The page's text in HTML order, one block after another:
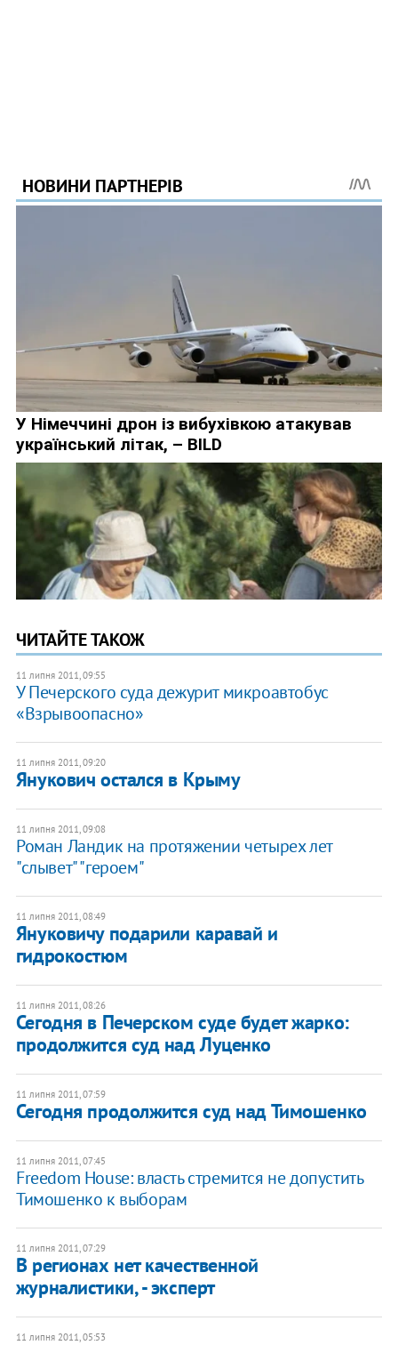
ЧИТАЙТЕ ТАКОЖ
11 липня 2011, 09:55
У Печерского суда дежурит микроавтобус
«Взрывоопасно»
11 липня 2011, 09:20
Янукович остался в Крыму
11 липня 2011, 09:08
Роман Ландик на протяжении четырех лет
"слывет" "героем"
11 липня 2011, 08:49
​Януковичу подарили каравай и
гидрокостюм
11 липня 2011, 08:26
​Сегодня в Печерском суде будет жарко:
продолжится суд над Луценко
11 липня 2011, 07:59
Сегодня продолжится суд над Тимошенко
11 липня 2011, 07:45
Freedom House: власть стремится не допустить
Тимошенко к выборам
11 липня 2011, 07:29
В регионах нет качественной
журналистики, - эксперт
11 липня 2011, 05:53